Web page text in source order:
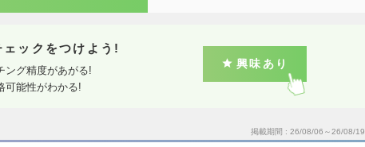
ックをつけよう!
ング精度があがる!
可能性がわかる!
興味あり
掲載期間 26/08/06～26/08/19